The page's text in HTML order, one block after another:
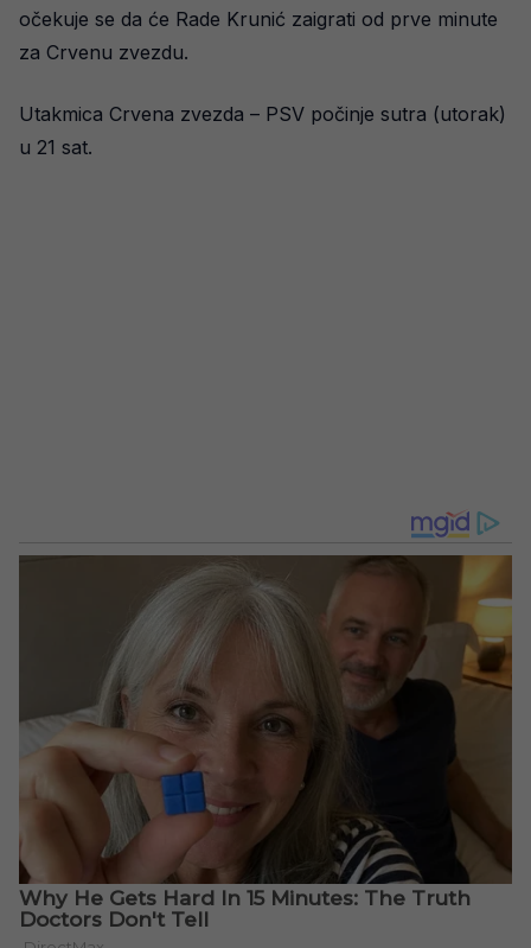
očekuje se da će Rade Krunić zaigrati od prve minute
za Crvenu zvezdu.
Utakmica Crvena zvezda – PSV počinje sutra (utorak)
u 21 sat.